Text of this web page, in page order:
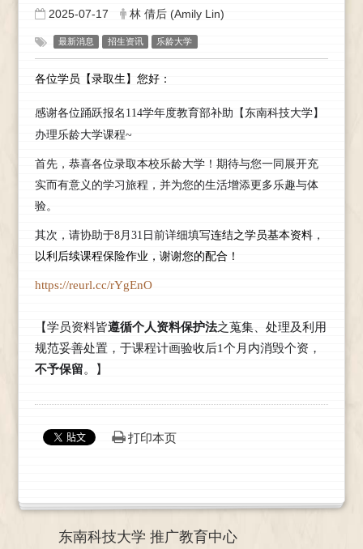
2025-07-17 林 倩后 (Amily Lin)
最新消息 招生资讯 乐龄大学
各位学员【录取生】您好：
感谢各位踊跃报名114学年度教育部补助【东南科技大学】
办理乐龄大学课程~
首先，恭喜各位录取本校乐龄大学！期待与您一同展开充
实而有意义的学习旅程，并为您的生活增添更多乐趣与体
验。
其次，请协助于8月31日前详细填写连结之学员基本资料 ，
以利后续课程保险作业，谢谢您的配合！
https://reurl.cc/rYgEnO
【学员资料皆遵循个人资料保护法之蒐集、处理及利用
规范妥善处置，于课程计画验收后1个月内消毁个资，
不予保留。】
打印本页
东南科技大学 推广教育中心